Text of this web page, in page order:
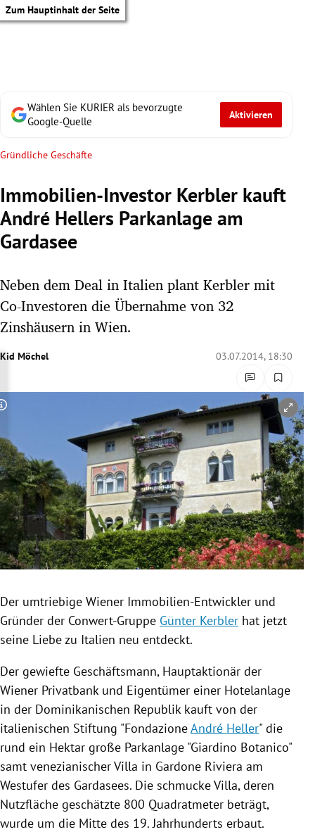
Zum Hauptinhalt der Seite
Untermenü
Untermenü
Untermenü
Untermenü
Untermenü
Untermenü
Untermenü
Untermenü
Wählen Sie KURIER als bevorzugte
Google-Quelle
Aktivieren
Gründliche Geschäfte
Immobilien-Investor Kerbler kauft
André Hellers Parkanlage am
Gardasee
Neben dem Deal in Italien plant Kerbler mit
Co-Investoren die Übernahme von 32
Zinshäusern in Wien.
Kid Möchel 03.07.2014, 18:30
Copyright-Hinweis öffnen/schließen
Der umtriebige Wiener Immobilien-Entwickler und
Gründer der Conwert-Gruppe Günter Kerbler hat jetzt
seine Liebe zu Italien neu entdeckt.
Der gewiefte Geschäftsmann, Hauptaktionär der
Wiener Privatbankund Eigentümer einer Hotelanlage
in der Dominikanischen Republik kauft von der
italienischen Stiftung "FondazioneAndré Heller" die
rund ein Hektar große Parkanlage "Giardino Botanico"
samt venezianischer Villa in Gardone Riviera am
Westufer des Gardasees. Die schmucke Villa, deren
Nutzfläche geschätzte 800 Quadratmeter beträgt,
wurde um die Mitte des 19. Jahrhunderts erbaut.